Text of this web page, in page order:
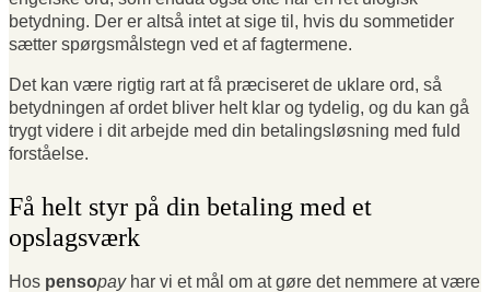
betydning. Der er altså intet at sige til, hvis du sommetider
sætter spørgsmålstegn ved et af fagtermene.
Det kan være rigtig rart at få præciseret de uklare ord, så
betydningen af ordet bliver helt klar og tydelig, og du kan gå
trygt videre i dit arbejde med din betalingsløsning med fuld
forståelse.
Få helt styr på din betaling med et
opslagsværk
Hos pensopayhar vi et mål om at gøre det nemmere at være